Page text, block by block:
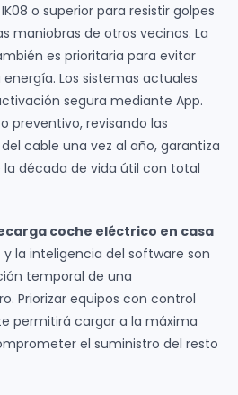
o superior para resistir golpes
maniobras de otros vecinos. La
es prioritaria para evitar
Los sistemas actuales
segura mediante App.
preventivo, revisando las
cable una vez al año, garantiza
la década de vida útil con total
coche eléctrico en casa
y la inteligencia del software son
temporal de una
Priorizar equipos con control
permitirá cargar a la máxima
el suministro del resto